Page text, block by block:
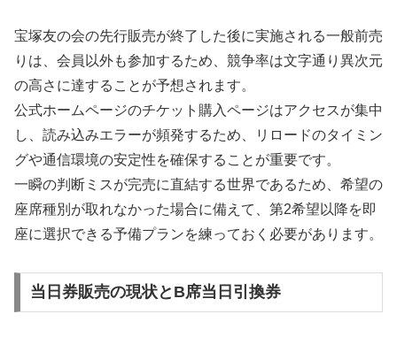
宝塚友の会の先行販売が終了した後に実施される一般前売
りは、会員以外も参加するため、競争率は文字通り異次元
の高さに達することが予想されます。
公式ホームページのチケット購入ページはアクセスが集中
し、読み込みエラーが頻発するため、リロードのタイミン
グや通信環境の安定性を確保することが重要です。
一瞬の判断ミスが完売に直結する世界であるため、希望の
座席種別が取れなかった場合に備えて、第2希望以降を即
座に選択できる予備プランを練っておく必要があります。
当日券販売の現状とB席当日引換券